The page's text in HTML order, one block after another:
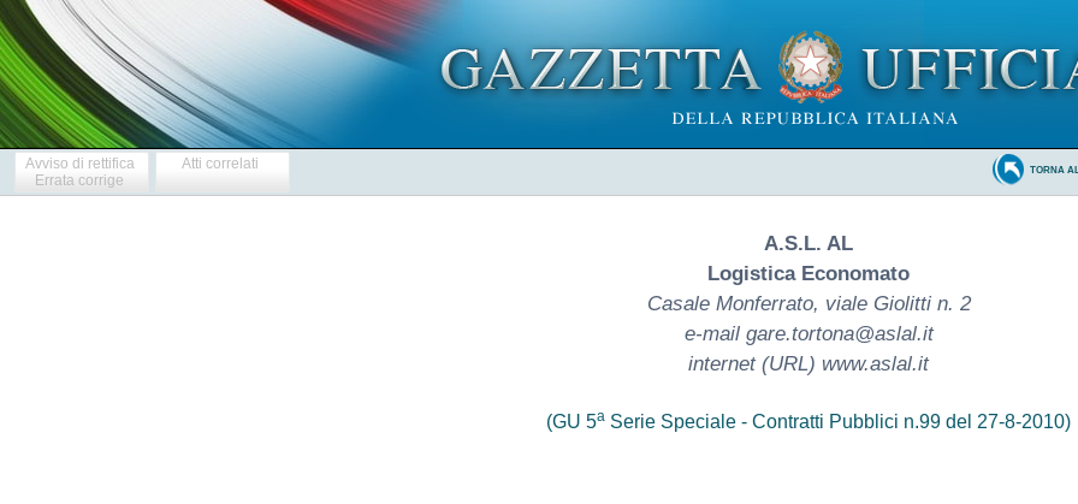
Avviso di rettifica
Errata corrige
Atti correlati TORNA
A.S.L. AL
Logistica Economato
Casale Monferrato, viale Giolitti n. 2
e-mail gare.tortona@aslal.it
internet (URL) www.aslal.it
(GU 5a Serie Speciale - Contratti Pubblici n.99 del 27-8-2010)